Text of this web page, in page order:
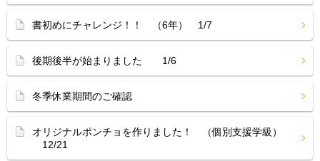
書初めにチャレンジ！！ （6年） 1/7
後期後半が始まりました 1/6
冬季休業期間のご確認
オリジナルポンチョを作りました！ （個別支援学級）
12/21